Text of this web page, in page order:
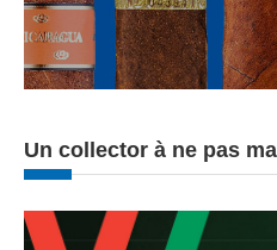
Un collector à ne pas